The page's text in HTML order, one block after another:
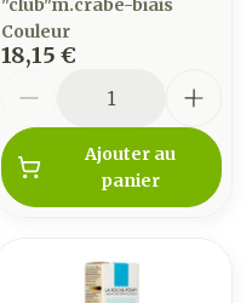
"club"m.crabe-biais
Couleur
18,15 €
Ajouter au
panier